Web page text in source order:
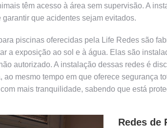
têm acesso à área sem supervisão. A
garantir que acidentes sejam evitados.
piscinas oferecidas pela Life Redes são
a exposição ao sol e à água. Elas são
autorizado. A instalação dessas redes é
ao mesmo tempo em que oferece segurança
mais tranquilidade, sabendo que está
Redes de